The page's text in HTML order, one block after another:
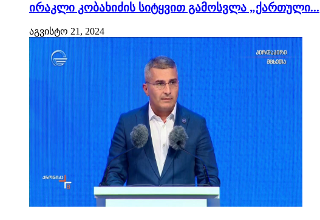
ირაკლი კობახიძის სიტყვით გამოსვლა „ქართული...
აგვისტო 21, 2024